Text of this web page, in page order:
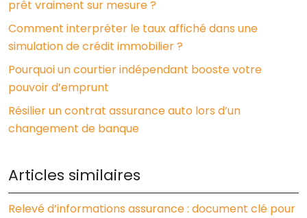
prêt vraiment sur mesure ?
Comment interpréter le taux affiché dans une
simulation de crédit immobilier ?
Pourquoi un courtier indépendant booste votre
pouvoir d’emprunt
Résilier un contrat assurance auto lors d’un
changement de banque
Articles similaires
Relevé d’informations assurance : document clé pour